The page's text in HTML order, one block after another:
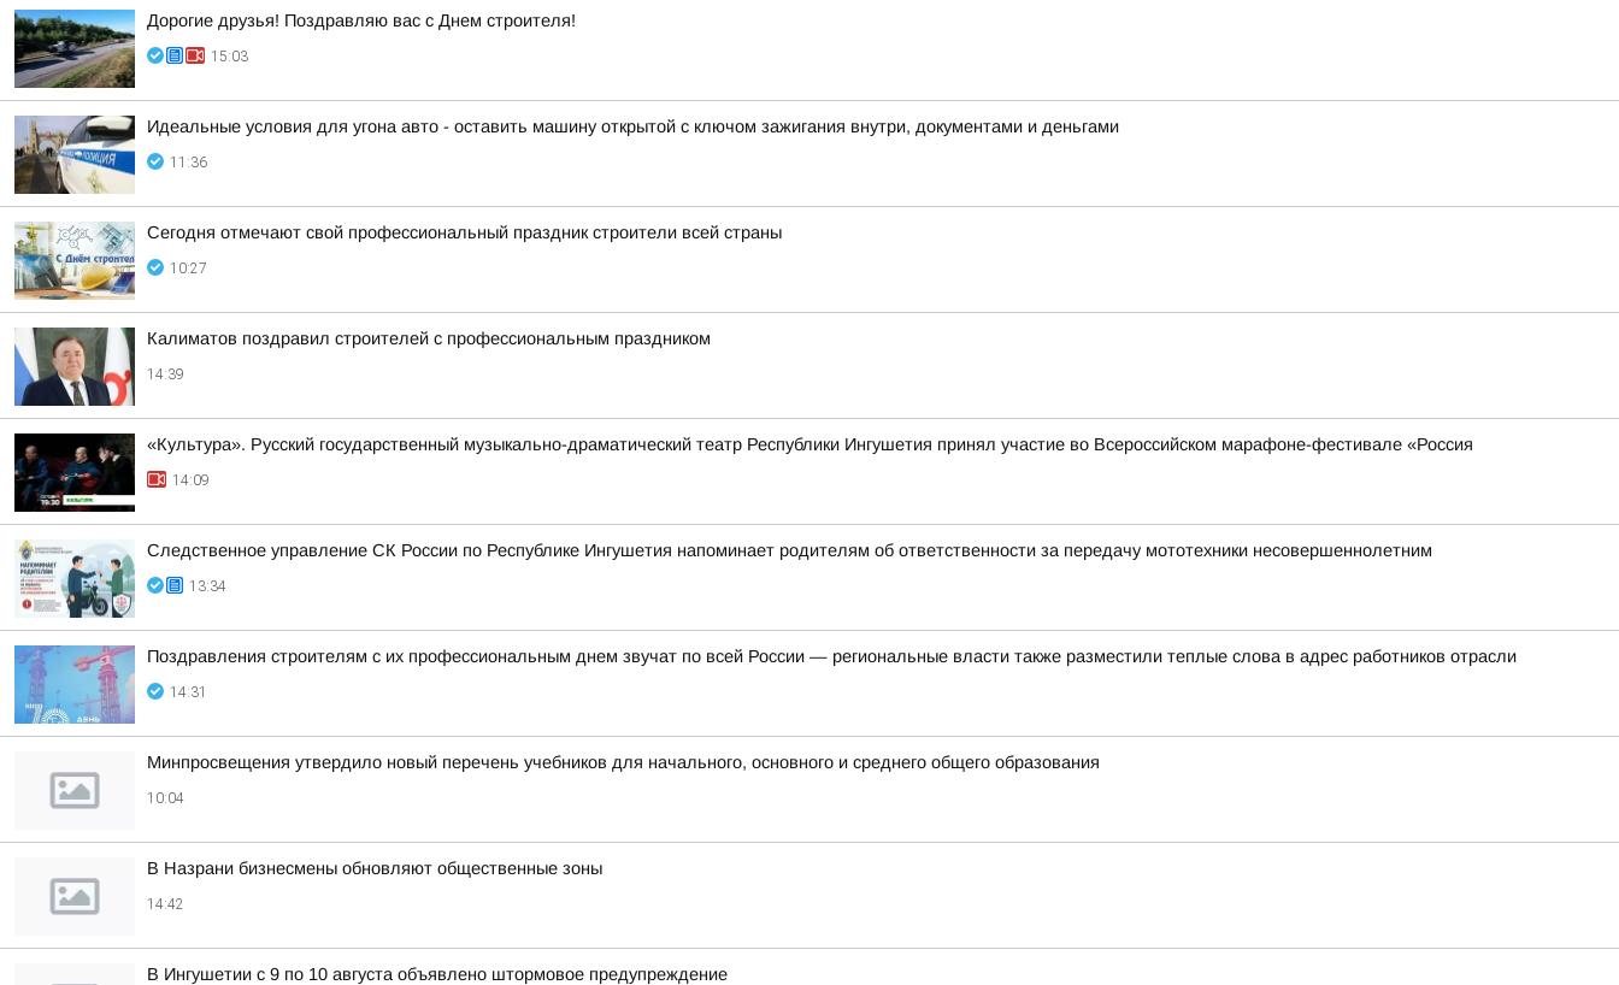
Дорогие друзья! Поздравляю вас с Днем строителя!
15:03
Идеальные условия для угона авто - оставить машину открытой с ключом зажигания внутри, документами и деньгами
11:36
Сегодня отмечают свой профессиональный праздник строители всей страны
10:27
Калиматов поздравил строителей с профессиональным праздником
14:39
«Культура». Русский государственный музыкально-драматический театр Республики Ингушетия принял участие во Всероссийском марафоне-фестивале «Россия
14:09
Следственное управление СК России по Республике Ингушетия напоминает родителям об ответственности за передачу мототехники несовершеннолетним
13:34
Поздравления строителям с их профессиональным днем звучат по всей России — региональные власти также разместили теплые слова в адрес работников отрасли
14:31
Минпросвещения утвердило новый перечень учебников для начального, основного и среднего общего образования
10:04
В Назрани бизнесмены обновляют общественные зоны
14:42
В Ингушетии с 9 по 10 августа объявлено штормовое предупреждение